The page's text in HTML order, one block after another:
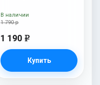
Blue Mountain
1 790 р
1 190 e
Купить
В наличии